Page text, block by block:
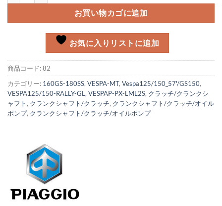
お買い物カゴに追加
お気に入りリストに追加
商品コード:82
カテゴリー: 160GS-180SS, VESPA-MT, Vespa125/150_57'/GS150,
VESPA125/150-RALLY-GL, VESPAP-PX-LML2S, クラッチ/クランクシ
ャフト, クランクシャフト/クラッチ, クランクシャフト/クラッチ/オイル
ポンプ, クランクシャフト/クラッチ/オイルポンプ